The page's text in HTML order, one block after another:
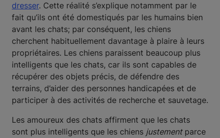
dresser. Cette réalité s’explique notamment par le
fait qu’ils ont été domestiqués par les humains bien
avant les chats; par conséquent, les chiens
cherchent habituellement davantage à plaire à leurs
propriétaires. Les chiens paraissent beaucoup plus
intelligents que les chats, car ils sont capables de
récupérer des objets précis, de défendre des
terrains, d’aider des personnes handicapées et de
participer à des activités de recherche et sauvetage.
Les amoureux des chats affirment que les chats
sont plus intelligents que les chiens justementparce